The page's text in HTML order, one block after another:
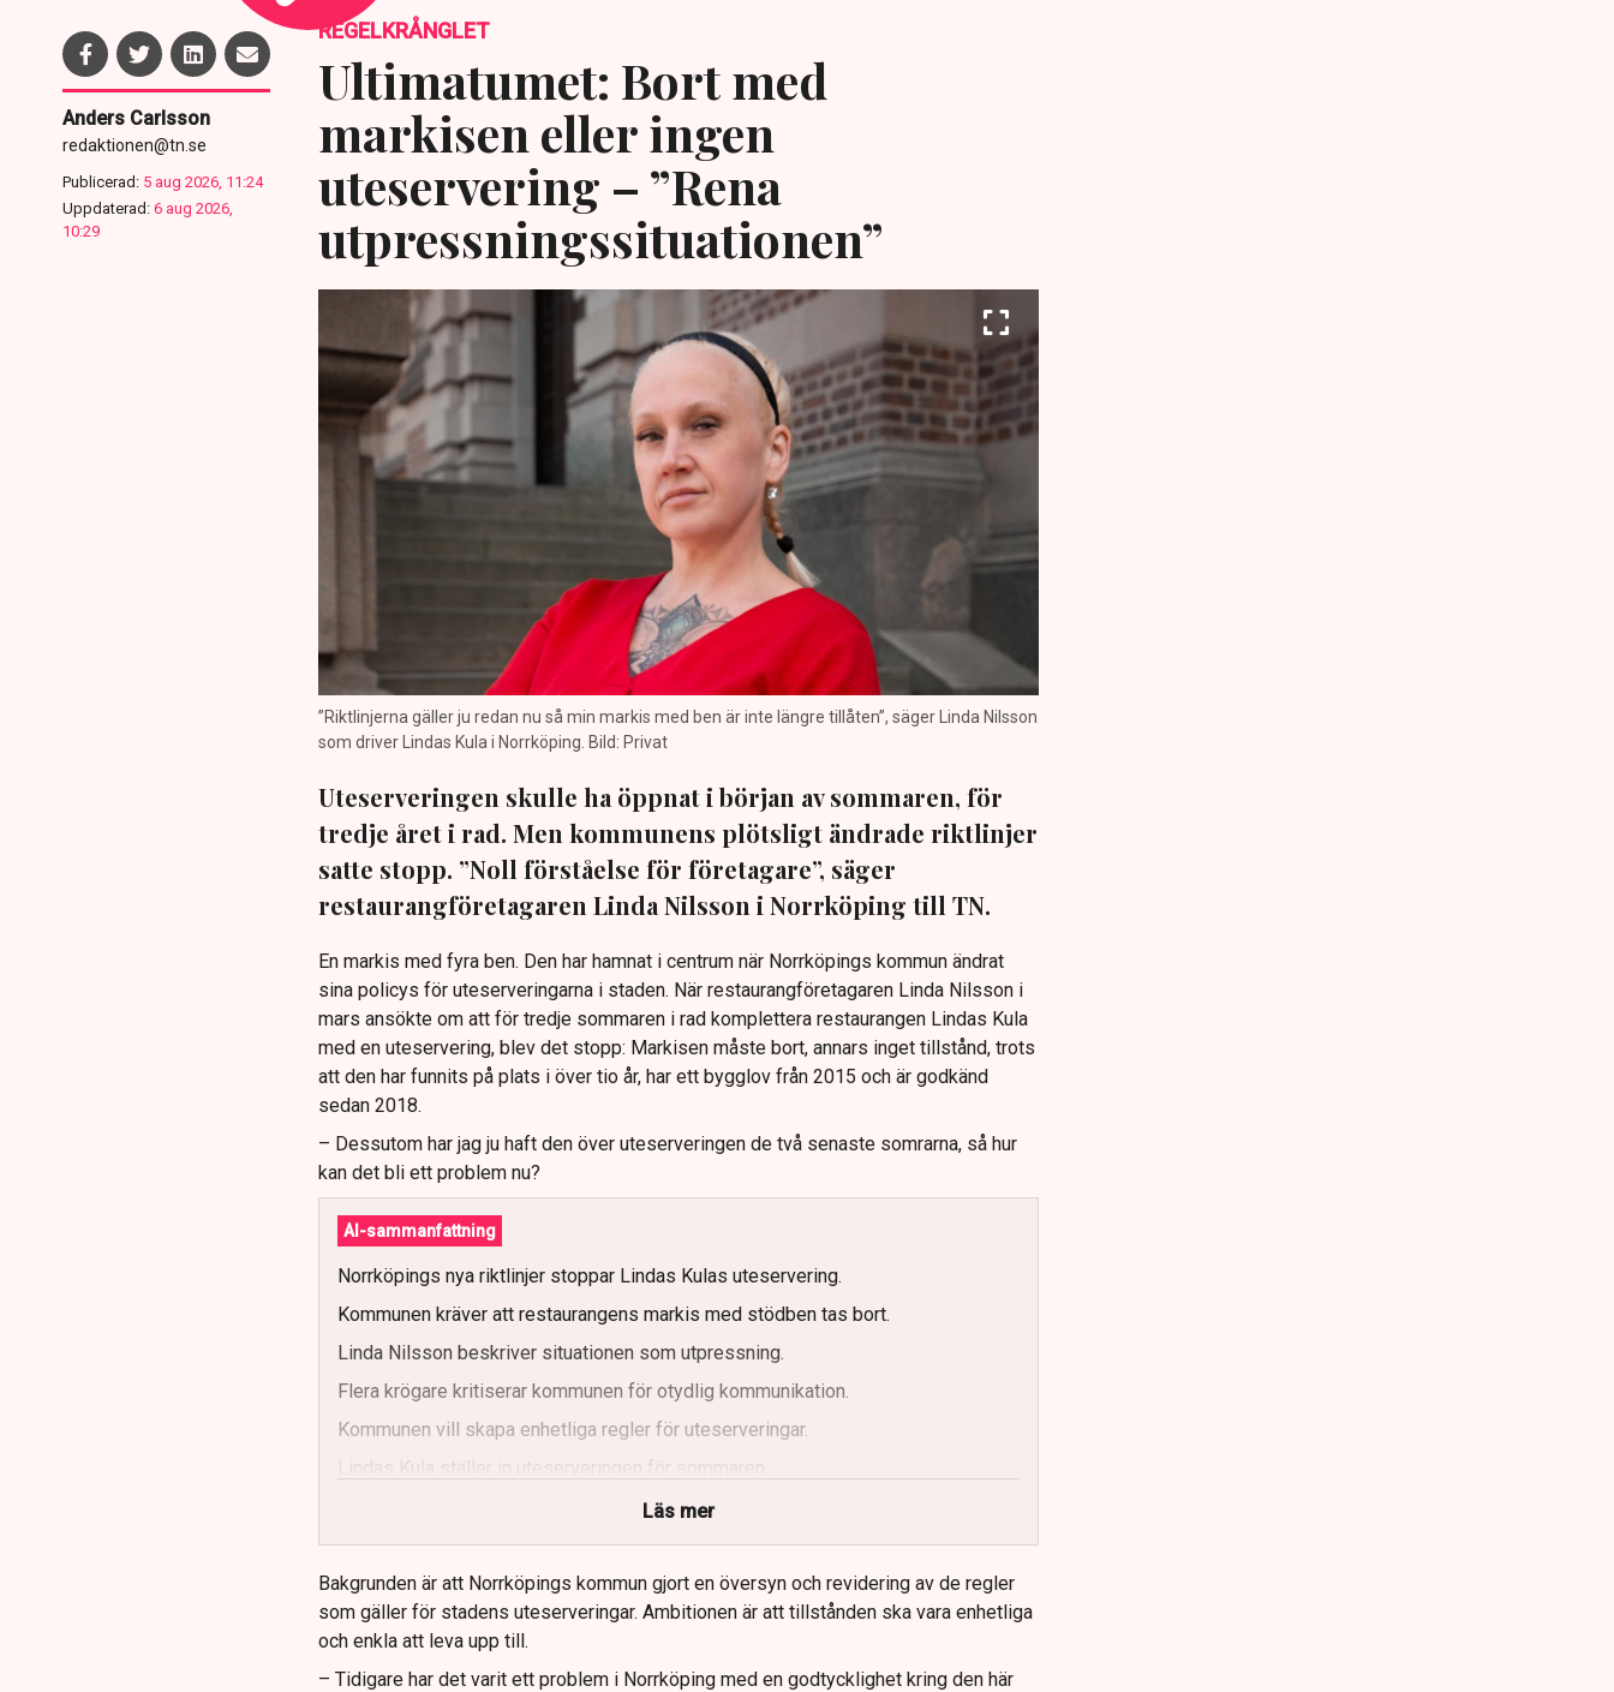
Anders Carlsson
redaktionen@tn.se
Publicerad: 5 aug 2026, 11:24
Uppdaterad: 6 aug 2026,
10:29
REGELKRÅNGLET
Ultimatumet: Bort med
markisen eller ingen
uteservering – ”Rena
utpressningssituationen”
”Riktlinjerna gäller ju redan nu så min markis med ben är inte längre tillåten”, säger Linda Nilsson
som driver Lindas Kula i Norrköping. Bild: Privat
Uteserveringen skulle ha öppnat i början av sommaren, för
tredje året i rad. Men kommunens plötsligt ändrade riktlinjer
satte stopp. ”Noll förståelse för företagare”, säger
restaurangföretagaren Linda Nilsson i Norrköping till TN.
En markis med fyra ben. Den har hamnat i centrum när Norrköpings kommun ändrat
sina policys för uteserveringarna i staden. När restaurangföretagaren Linda Nilsson i
mars ansökte om att för tredje sommaren i rad komplettera restaurangen Lindas Kula
med en uteservering, blev det stopp: Markisen måste bort, annars inget tillstånd, trots
att den har funnits på plats i över tio år, har ett bygglov från 2015 och är godkänd
sedan 2018.
– Dessutom har jag ju haft den över uteserveringen de två senaste somrarna, så hur
kan det bli ett problem nu?
AI-sammanfattning
Norrköpings nya riktlinjer stoppar Lindas Kulas uteservering.
Kommunen kräver att restaurangens markis med stödben tas bort.
Linda Nilsson beskriver situationen som utpressning.
Flera krögare kritiserar kommunen för otydlig kommunikation.
Kommunen vill skapa enhetliga regler för uteserveringar.
Lindas Kula ställer in uteserveringen för sommaren.
Läs mer
Bakgrunden är att Norrköpings kommun gjort en översyn och revidering av de regler
som gäller för stadens uteserveringar. Ambitionen är att tillstånden ska vara enhetliga
och enkla att leva upp till.
– Tidigare har det varit ett problem i Norrköping med en godtycklighet kring den här